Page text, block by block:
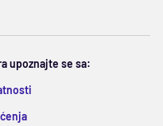
upoznajte se sa: